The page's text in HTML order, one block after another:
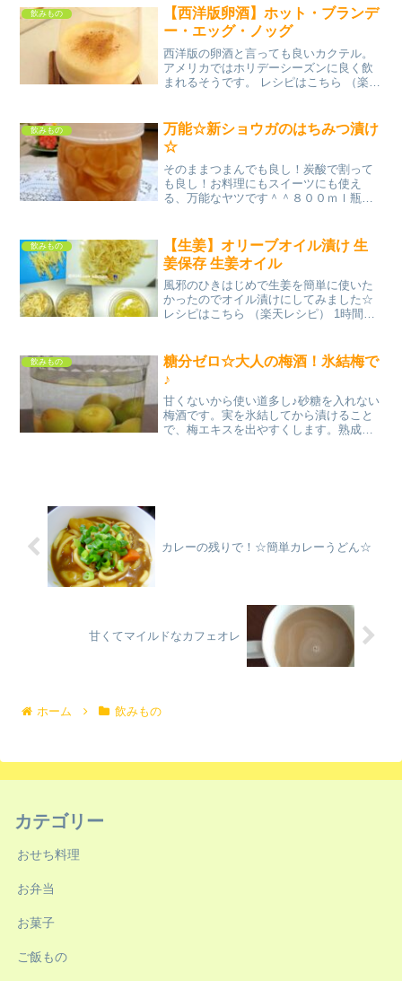
分以内 100円以下 材料りんごにんじんみ
んなのレビュ...
飲みもの
【西洋版卵酒】ホット・ブランデ
ー・エッグ・ノッグ
西洋版の卵酒と言っても良いカクテル。
アメリカではホリデーシーズンに良く飲
まれるそうです。 レシピはこちら （楽天
グみんなのレビュー
飲みもの
万能☆新ショウガのはちみつ漬け
☆
そのままつまんでも良し！炭酸で割って
も良し！お料理にもスイーツにも使え
る、万能なヤツです＾＾８００ｍｌ瓶１
アカシアはちみつみんなのレビュー
飲みもの
【生姜】オリーブオイル漬け 生
姜保存 生姜オイル
風邪のひきはじめで生姜を簡単に使いた
かったのでオイル漬けにしてみました☆
レシピはこちら （楽天レシピ） 1時間以
飲みもの
糖分ゼロ☆大人の梅酒！氷結梅で
♪
甘くないから使い道多し♪砂糖を入れない
梅酒です。実を氷結してから漬けること
で、梅エキスを出やすくします。熟成に
カレーの残りで！☆簡単カレーうどん☆
甘くてマイルドなカフェオレ
ホーム 飲みもの
カテゴリー
おせち料理
お弁当
お菓子
ご飯もの